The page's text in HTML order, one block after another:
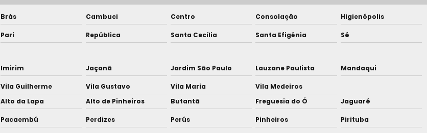
Brás Cambuci Centro Consolação Higienópolis
Pari República Santa Cecília Santa Efigênia Sé
Imirim Jaçanã Jardim São Paulo Lauzane Paulista Mandaqui
Vila Guilherme Vila Gustavo Vila Maria
Vila Medeiros
Alto da Lapa Alto de Pinheiros Butantã Freguesia do Ó Jaguaré
Pacaembú Perdizes Perús Pinheiros Pirituba